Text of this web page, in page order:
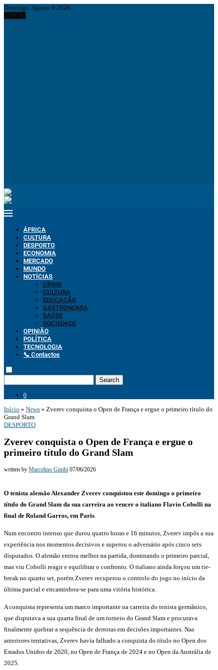
Domingo, Agosto 9 2026
ÁFRICA
CULTURA
DESPORTO
ECONOMIA
MERCADO
MUNDO
NOTÍCIAS
CRIME
CULTURA
EDUCAÇÃO
GASTRONOMIA
SAÚDE
SOCIEDADE
OPINIÃO
POLÍTICA
TECNOLOGIA
📞 Contactos
Search
0
Início » News » Zverev conquista o Open de França e ergue o primeiro título do
Grand Slam
DESPORTO
Zverev conquista o Open de França e ergue o
primeiro título do Grand Slam
written by Marcelino Gimbi 07/06/2026
O tenista alemão Alexander Zverev conquistou este domingo o primeiro
título do Grand Slam da sua carreira ao vencer o italiano Flavio Cobolli na
final de Roland Garros, em Paris.
Num encontro intenso que durou quatro horas e 16 minutos, Zverev impôs a sua
experiência nos momentos decisivos e superou o adversário após cinco sets
disputados. O alemão entrou melhor na partida, dominando o primeiro parcial,
mas viu Cobolli reagir e equilibrar o confronto. O italiano ainda forçou um tie-
break no quarto set, porém Zverev recuperou o controlo do jogo no início da
última parcial e encaminhou-se para uma vitória histórica.
A conquista representa um marco importante na carreira do tenista germânico,
que disputava a sua quarta final de um torneio do Grand Slam e procurava
finalmente quebrar a sequência de derrotas em decisões importantes. Nas
anteriores tentativas, Zverev havia falhado a conquista do título no Open dos
Estados Unidos de 2020, no Open de França de 2024 e no Open da Austrália de
2025.